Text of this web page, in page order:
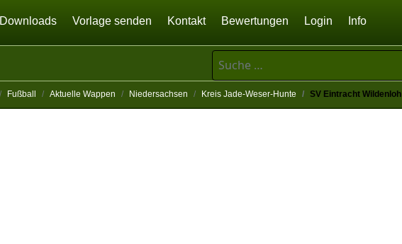
Downloads Vorlage senden Kontakt Bewertungen Login Info
Suchen
Fußball Aktuelle Wappen Niedersachsen Kreis Jade-Weser-Hunte SV Eintracht Wildenloh